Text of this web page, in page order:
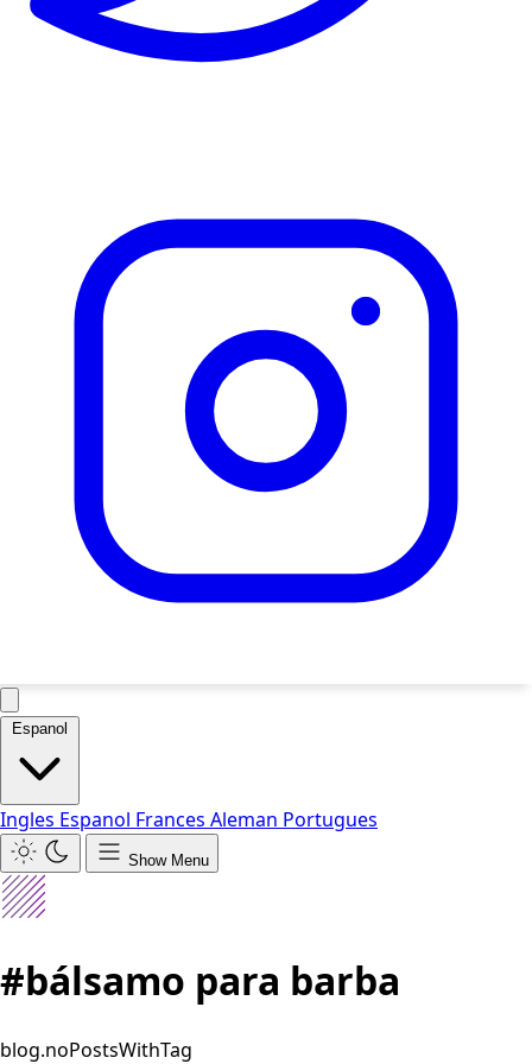
Espanol
Ingles Espanol Frances Aleman Portugues
Show Menu
#bálsamo para barba
blog.noPostsWithTag